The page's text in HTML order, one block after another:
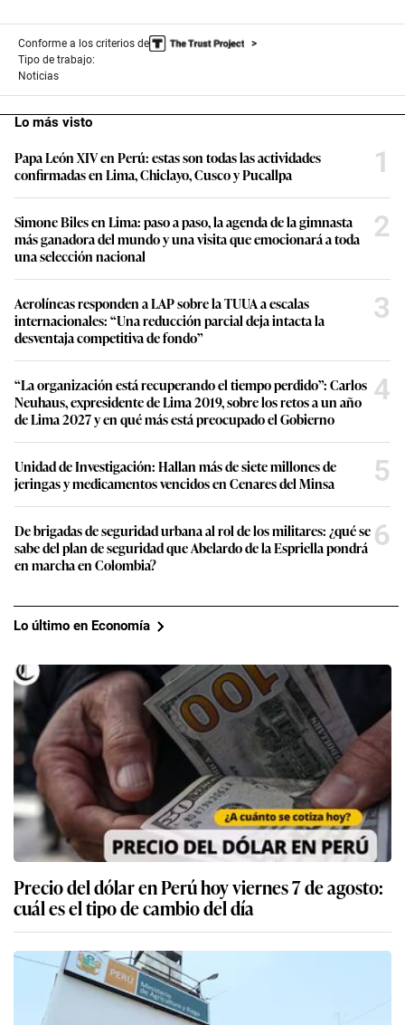
Conforme a los criterios de
Tipo de trabajo:
Noticias
Lo más visto
Papa León XIV en Perú: estas son todas las actividades
confirmadas en Lima, Chiclayo, Cusco y Pucallpa
1
Simone Biles en Lima: paso a paso, la agenda de la gimnasta
más ganadora del mundo y una visita que emocionará a toda
una selección nacional
2
Aerolíneas responden a LAP sobre la TUUA a escalas
internacionales: “Una reducción parcial deja intacta la
desventaja competitiva de fondo”
3
“La organización está recuperando el tiempo perdido”: Carlos
Neuhaus, expresidente de Lima 2019, sobre los retos a un año
de Lima 2027 y en qué más está preocupado el Gobierno
4
Unidad de Investigación: Hallan más de siete millones de
jeringas y medicamentos vencidos en Cenares del Minsa
5
De brigadas de seguridad urbana al rol de los militares: ¿qué se
sabe del plan de seguridad que Abelardo de la Espriella pondrá
en marcha en Colombia?
6
Lo último en Economía
Precio del dólar en Perú hoy viernes 7 de agosto:
cuál es el tipo de cambio del día